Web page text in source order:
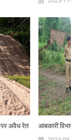
पर अवैध रेत
आबकारी